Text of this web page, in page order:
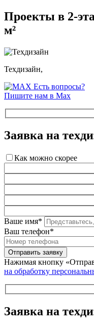
Проекты в 2-
м²
Техдизайн,
Есть вопросы?
Пишите нам в Max
Заявка на
Как можно скорее
Ваше имя*
Ваш телефон*
Нажимая кнопку
на обработку
Заявка на